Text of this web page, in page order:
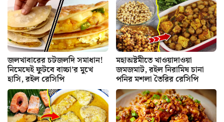
জলখাবারের চটজলদি সমাধান!
নিমেষেই ফুটবে বাচ্চা’র মুখে
হাসি, রইল রেসিপি
মহাঅষ্টমীতে খাওয়াদাওয়া
জমজমাট, রইল নিরামিষ চানা
পনির মশলা তৈরির রেসিপি